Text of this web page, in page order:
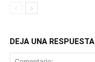
DEJA UNA RESPUESTA